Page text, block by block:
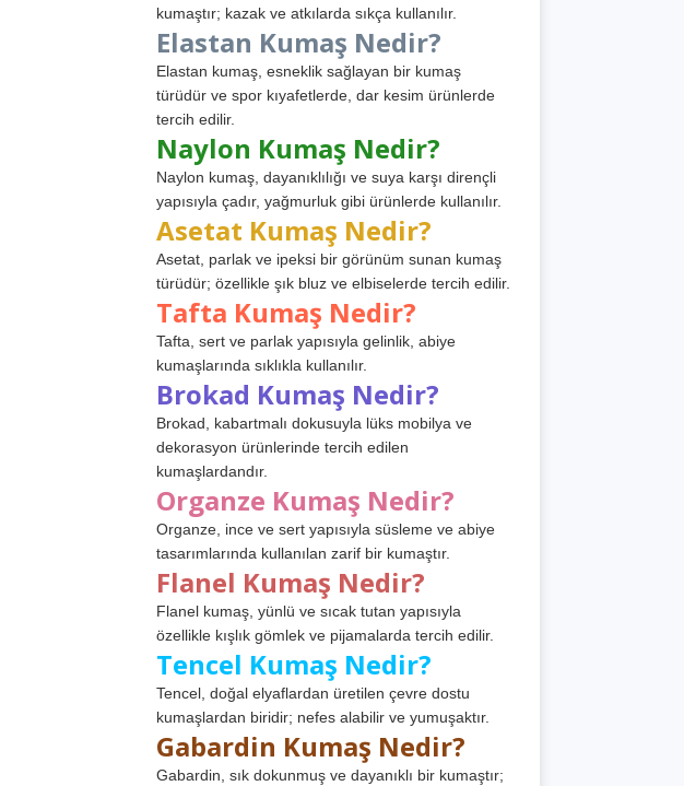
kumaştır; kazak ve atkılarda sıkça kullanılır.
Elastan Kumaş Nedir?
Elastan kumaş, esneklik sağlayan bir kumaş
türüdür ve spor kıyafetlerde, dar kesim ürünlerde
tercih edilir.
Naylon Kumaş Nedir?
Naylon kumaş, dayanıklılığı ve suya karşı dirençli
yapısıyla çadır, yağmurluk gibi ürünlerde kullanılır.
Asetat Kumaş Nedir?
Asetat, parlak ve ipeksi bir görünüm sunan kumaş
türüdür; özellikle şık bluz ve elbiselerde tercih edilir.
Tafta Kumaş Nedir?
Tafta, sert ve parlak yapısıyla gelinlik, abiye
kumaşlarında sıklıkla kullanılır.
Brokad Kumaş Nedir?
Brokad, kabartmalı dokusuyla lüks mobilya ve
dekorasyon ürünlerinde tercih edilen
kumaşlardandır.
Organze Kumaş Nedir?
Organze, ince ve sert yapısıyla süsleme ve abiye
tasarımlarında kullanılan zarif bir kumaştır.
Flanel Kumaş Nedir?
Flanel kumaş, yünlü ve sıcak tutan yapısıyla
özellikle kışlık gömlek ve pijamalarda tercih edilir.
Tencel Kumaş Nedir?
Tencel, doğal elyaflardan üretilen çevre dostu
kumaşlardan biridir; nefes alabilir ve yumuşaktır.
Gabardin Kumaş Nedir?
Gabardin, sık dokunmuş ve dayanıklı bir kumaştır;